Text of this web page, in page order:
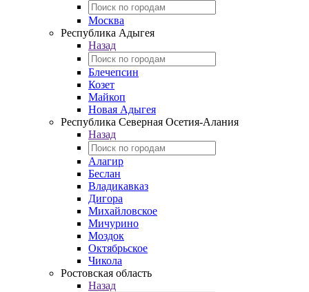
Москва
Республика Адыгея
Назад
Блечепсин
Козет
Майкоп
Новая Адыгея
Республика Северная Осетия-Алания
Назад
Алагир
Беслан
Владикавказ
Дигора
Михайловское
Мичурино
Моздок
Октябрьское
Чикола
Ростовская область
Назад